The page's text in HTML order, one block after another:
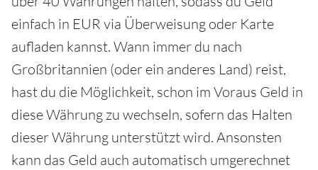
einfach in EUR via Überweisung oder Karte
aufladen kannst. Wann immer du nach
Großbritannien (oder ein anderes Land) reist,
hast du die Möglichkeit, schon im Voraus Geld in
diese Währung zu wechseln, sofern das Halten
dieser Währung unterstützt wird. Ansonsten
kann das Geld auch automatisch umgerechnet